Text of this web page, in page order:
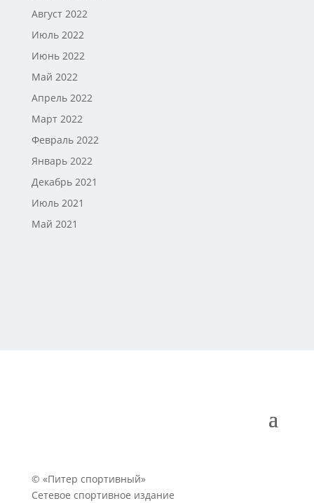
Август 2022
Июль 2022
Июнь 2022
Май 2022
Апрель 2022
Март 2022
Февраль 2022
Январь 2022
Декабрь 2021
Июль 2021
Май 2021
© «Питер спортивный»
Сетевое спортивное издание